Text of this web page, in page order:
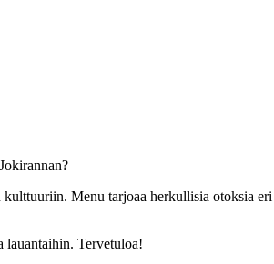
Menu tarjoaa herkullisia otoksia
lauantaihin. Tervetuloa!